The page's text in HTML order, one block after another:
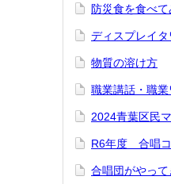
防災食を食べて
ディスプレイタ
物質の溶け方
職業講話・職
2024青葉区民
R6年度 合唱
合唱団がやって